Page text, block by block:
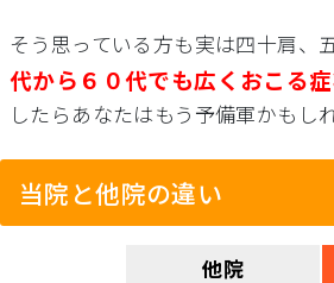
そう思っている方も実は四十肩、
代から６０代でも広くおこる
したらあなたはもう予備軍かもし
当院と他院の違い
他院